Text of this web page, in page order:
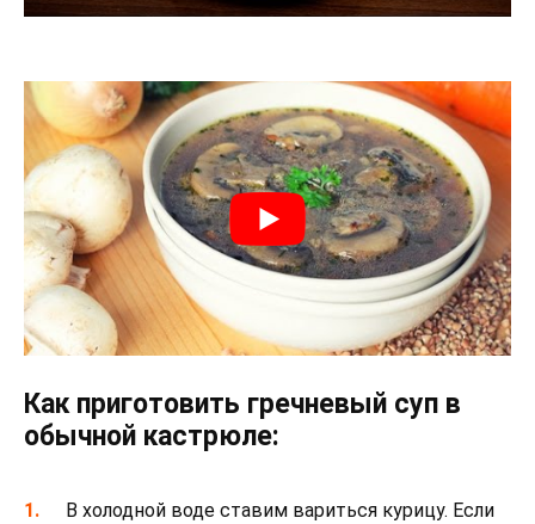
Как приготовить гречневый суп в
обычной кастрюле:
В холодной воде ставим вариться курицу. Если